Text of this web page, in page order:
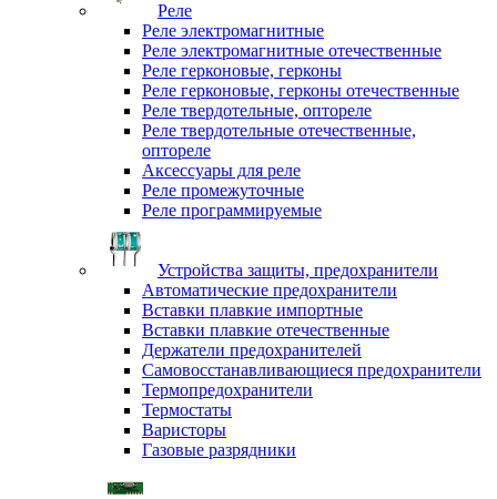
Реле
Реле электромагнитные
Реле электромагнитные отечественные
Реле герконовые, герконы
Реле герконовые, герконы отечественные
Реле твердотельные, оптореле
Реле твердотельные отечественные,
оптореле
Аксессуары для реле
Реле промежуточные
Реле программируемые
Устройства защиты, предохранители
Автоматические предохранители
Вставки плавкие импортные
Вставки плавкие отечественные
Держатели предохранителей
Самовосстанавливающиеся предохранители
Термопредохранители
Термостаты
Варисторы
Газовые разрядники